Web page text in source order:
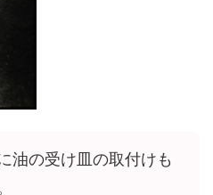
油の受け皿の取付けも